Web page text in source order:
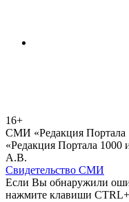
16+
СМИ «Редакция
«Редакция Портала
А.В.
Свидетельство СМИ
Если Вы обнаружили
нажмите клавиши